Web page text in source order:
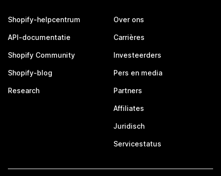
Shopify-helpcentrum
API-documentatie
Shopify Community
Shopify-blog
Research
Over ons
Carrières
Investeerders
Pers en media
Partners
Affiliates
Juridisch
Servicestatus